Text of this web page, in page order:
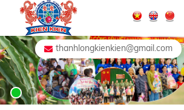
thanhlongkienkien@gmail.com